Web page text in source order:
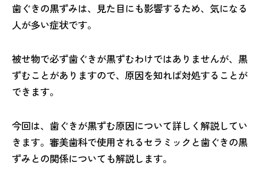
歯ぐきの黒ずみは、見た目にも影響するため、気になる
人が多い症状です。
被せ物で必ず歯ぐきが黒ずむわけではありませんが、黒
ずむことがありますので、原因を知れば対処することが
できます。
今回は、歯ぐきが黒ずむ原因について詳しく解説してい
きます。審美歯科で使用されるセラミックと歯ぐきの黒
ずみとの関係についても解説します。